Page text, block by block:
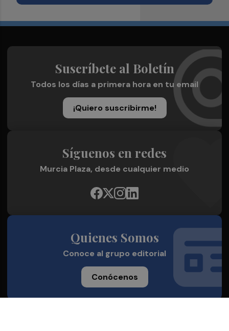
Suscríbete al Boletín
Todos los días a primera hora en tu email
¡Quiero suscribirme!
Síguenos en redes
Murcia Plaza, desde cualquier medio
Quienes Somos
Conoce al grupo editorial
Conócenos